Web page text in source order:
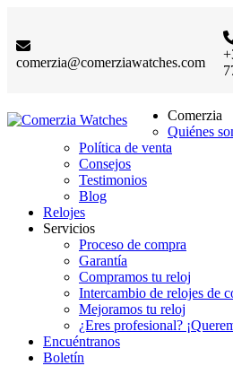
comerzia@comerziawatches.com
Comerzia
Quiénes
Política de venta
Consejos
Testimonios
Blog
Relojes
Servicios
Proceso de compra
Garantía
Compramos tu reloj
Intercambio de relojes de
Mejoramos tu reloj
¿Eres profesional?
Encuéntranos
Boletín